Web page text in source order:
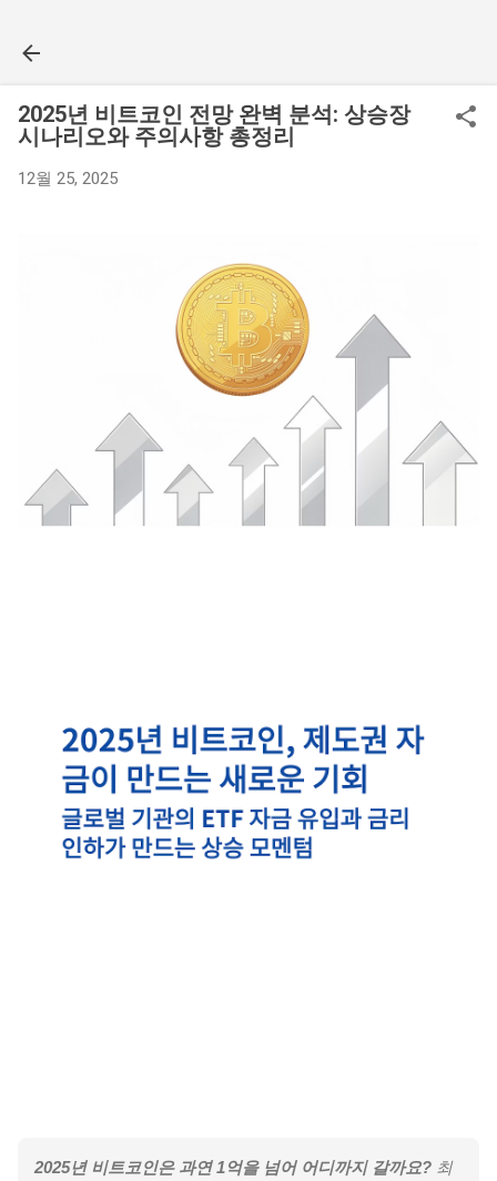
2025년 비트코인 전망 완벽 분석: 상승장
시나리오와 주의사항 총정리
12월 25, 2025
2025년 비트코인은 과연 1억을 넘어 어디까지 갈까요? 최